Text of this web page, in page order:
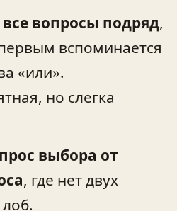
все вопросы подряд,
вспоминается
«или».
но слегка
выбора от
, где нет двух